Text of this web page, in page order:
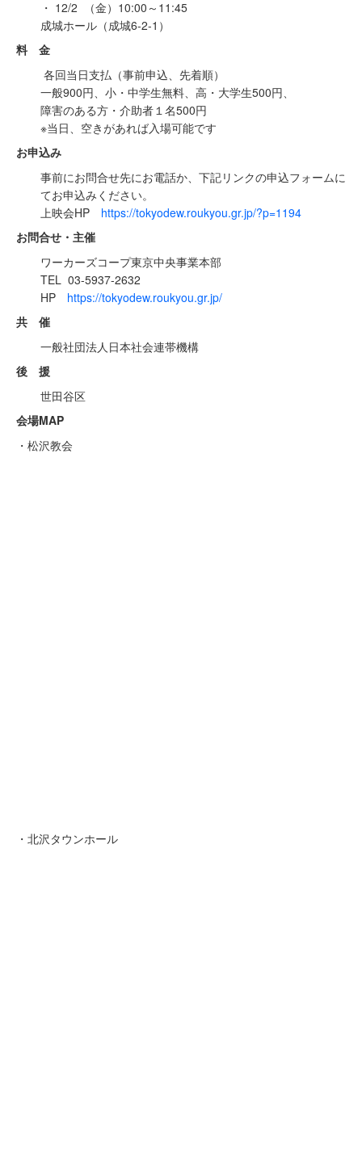
・ 12/2 （金）10:00～11:45
成城ホール（成城6-2-1）
料 金
各回当日支払（事前申込、先着順）
一般900円、小・中学生無料、高・大学生500円、
障害のある方・介助者１名500円
※当日、空きがあれば入場可能です
お申込み
事前にお問合せ先にお電話か、下記リンクの申込フォームに
てお申込みください。
上映会HP https://tokyodew.roukyou.gr.jp/?p=1194
お問合せ・主催
ワーカーズコープ東京中央事業本部
TEL 03-5937-2632
HP https://tokyodew.roukyou.gr.jp/
共 催
一般社団法人日本社会連帯機構
後 援
世田谷区
会場MAP
・松沢教会
・北沢タウンホール